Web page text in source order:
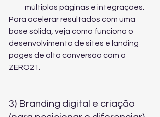
múltiplas páginas e integrações.
Para acelerar resultados com uma
base sólida, veja como funciona o
desenvolvimento de sites e landing
pages de alta conversão com a
ZERO21.
3) Branding digital e criação